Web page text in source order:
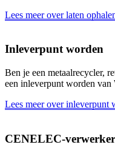
Lees meer over laten
Inleverpunt worden
Ben je een metaalrecycler,
een inleverpunt worden
Lees meer over inleverpunt
CENELEC-